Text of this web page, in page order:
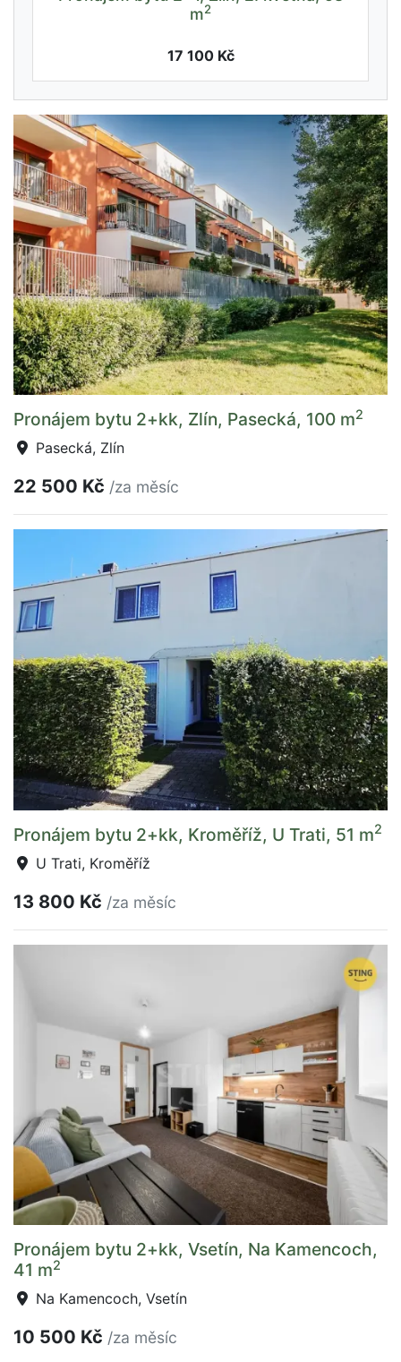
m2
17 100 Kč
Pronájem bytu 2+kk, Zlín, Pasecká, 100 m2
Pasecká, Zlín
22 500 Kč /za měsíc
Pronájem bytu 2+kk, Kroměříž, U Trati, 51 m2
U Trati, Kroměříž
13 800 Kč /za měsíc
Pronájem bytu 2+kk, Vsetín, Na Kamencoch,
41 m2
Na Kamencoch, Vsetín
10 500 Kč /za měsíc